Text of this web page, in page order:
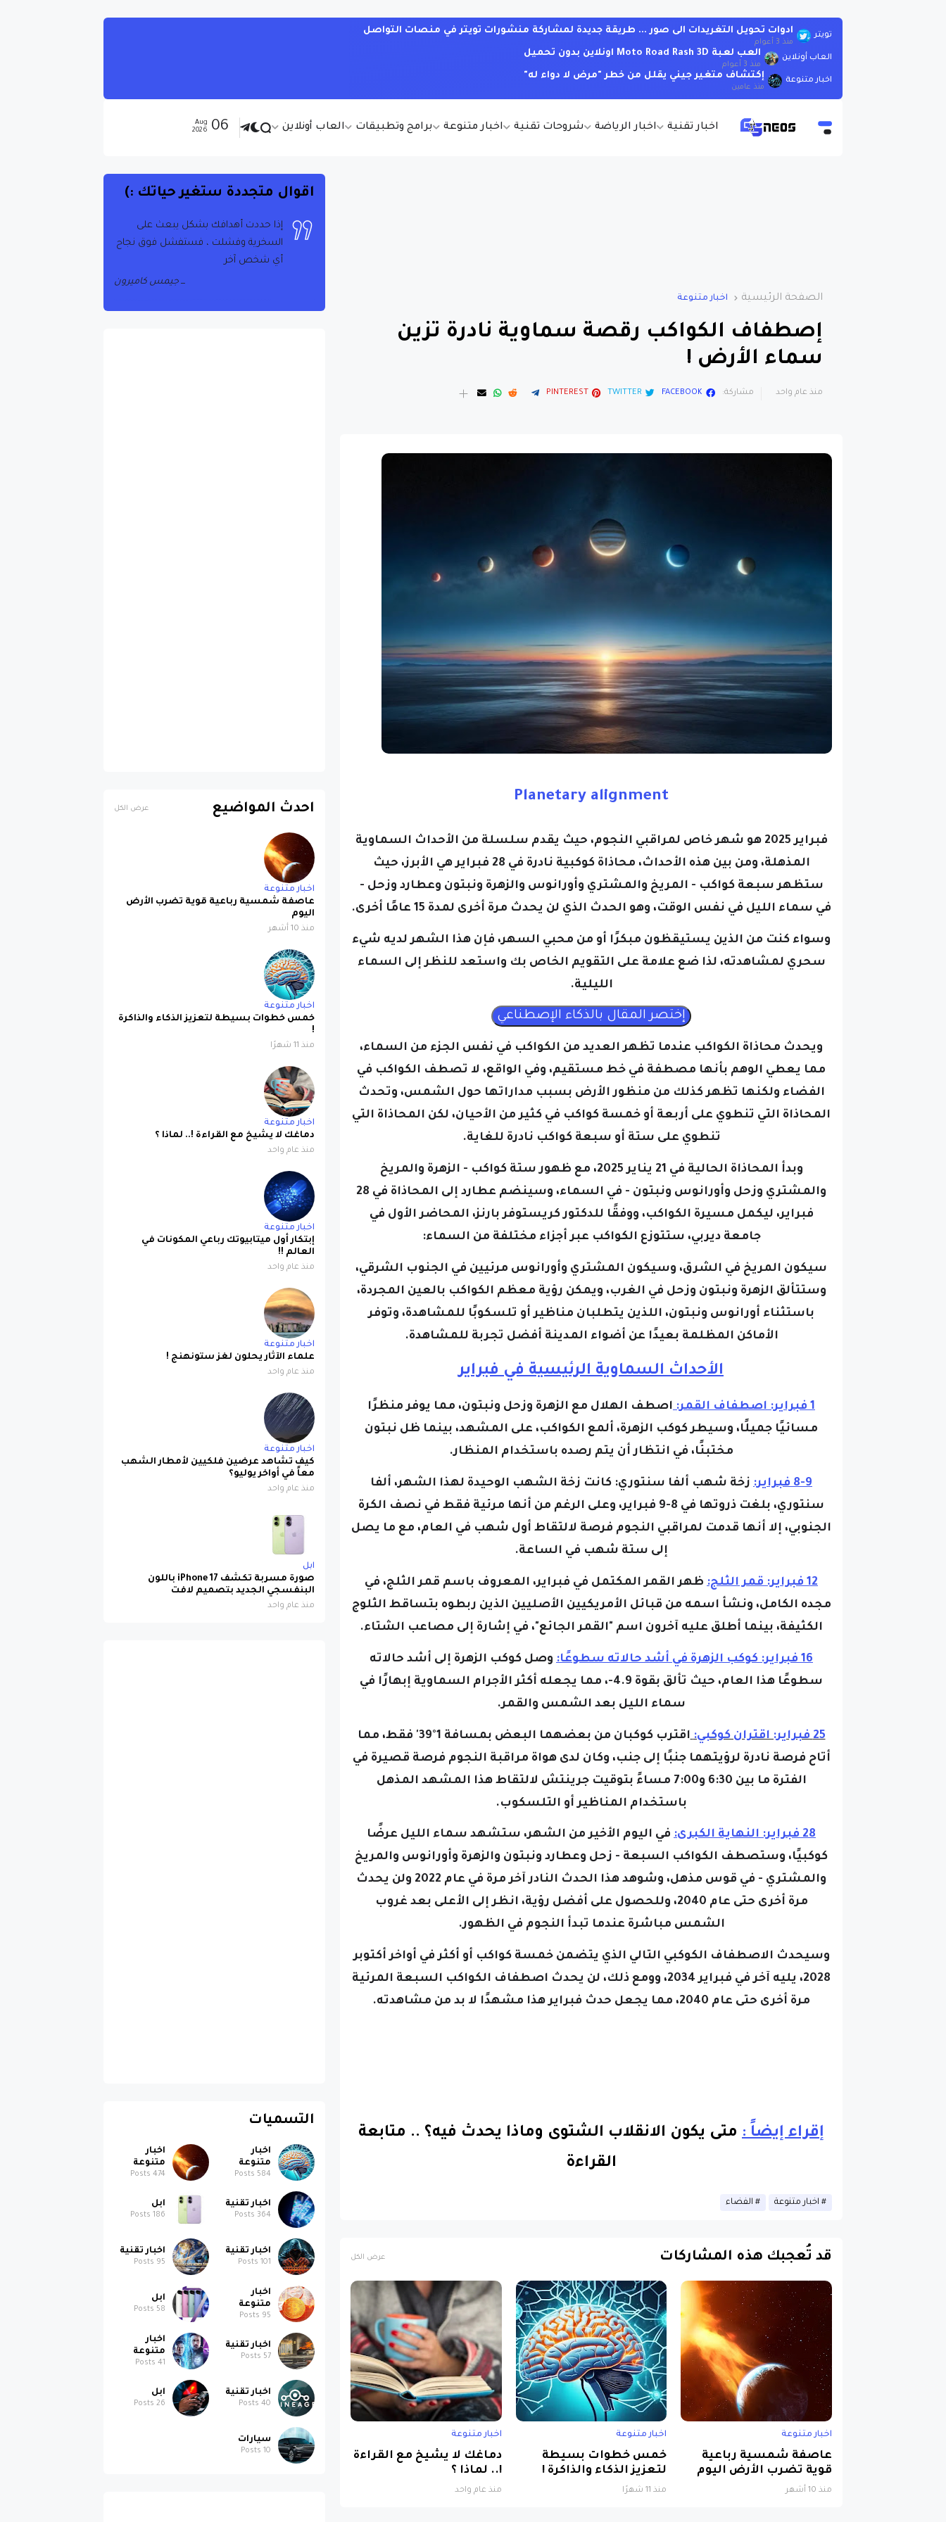
اخبار تقنية اخبار الرياضة شروحات تقنية اخبار متنوعة برامج وتطبيقات العاب أونلاين 06
Aug
2026
تويتر ادوات تحويل التغريدات الى صور ... طريقة جديدة لمشاركة منشورات تويتر في منصات التواصل
منذ 3 أعوام
العاب أونلاين العب لعبة Moto Road Rash 3D اونلاين بدون تحميل
منذ 3 أعوام
اخبار متنوعة إكتشاف متغير جيني يقلل من خطر "مرض لا دواء له"
منذ عامين
الصفحة الرئيسية اخبار متنوعة
إصطفاف الكواكب رقصة سماوية نادرة تزين
سماء الأرض !
منذ عام واحد مشاركة: FACEBOOK
TWITTER
PINTEREST
Planetary alignment
فبراير 2025 هو شهر خاص لمراقبي النجوم، حيث يقدم سلسلة من الأحداث السماوية
المذهلة، ومن بين هذه الأحداث، محاذاة كوكبية نادرة في 28 فبراير هي الأبرز، حيث
ستظهر سبعة كواكب - المريخ والمشتري وأورانوس والزهرة ونبتون وعطارد وزحل -
في سماء الليل في نفس الوقت، وهو الحدث الذي لن يحدث مرة أخرى لمدة 15 عامًا أخرى.
وسواء كنت من الذين يستيقظون مبكرًا أو من محبي السهر، فإن هذا الشهر لديه شيء
سحري لمشاهدته، لذا ضع علامة على التقويم الخاص بك واستعد للنظر إلى السماء
الليلية.
ويحدث محاذاة الكواكب عندما تظهر العديد من الكواكب في نفس الجزء من السماء،
مما يعطي الوهم بأنها مصطفة في خط مستقيم، وفي الواقع، لا تصطف الكواكب في
الفضاء ولكنها تظهر كذلك من منظور الأرض بسبب مداراتها حول الشمس، وتحدث
المحاذاة التي تنطوي على أربعة أو خمسة كواكب في كثير من الأحيان، لكن المحاذاة التي
تنطوي على ستة أو سبعة كواكب نادرة للغاية.
وبدأ المحاذاة الحالية في 21 يناير 2025، مع ظهور ستة كواكب - الزهرة والمريخ
والمشتري وزحل وأورانوس ونبتون - في السماء، وسينضم عطارد إلى المحاذاة في 28
فبراير، ليكمل مسيرة الكواكب، ووفقًا للدكتور كريستوفر بارنز، المحاضر الأول في
جامعة ديربي، ستتوزع الكواكب عبر أجزاء مختلفة من السماء:
سيكون المريخ في الشرق، وسيكون المشتري وأورانوس مرئيين في الجنوب الشرقي،
وستتألق الزهرة ونبتون وزحل في الغرب، ويمكن رؤية معظم الكواكب بالعين المجردة،
باستثناء أورانوس ونبتون، اللذين يتطلبان مناظير أو تلسكوبًا للمشاهدة، وتوفر
الأماكن المظلمة بعيدًا عن أضواء المدينة أفضل تجربة للمشاهدة.
الأحداث السماوية الرئيسية في فبراير
1 فبراير: اصطفاف القمر:
اصطف الهلال مع الزهرة وزحل ونبتون، مما يوفر منظرًا
مسائيًا جميلًا، وسيطر كوكب الزهرة، ألمع الكواكب، على المشهد، بينما ظل نبتون
مختبئًا، في انتظار أن يتم رصده باستخدام المنظار.
8-9 فبراير: زخة شهب ألفا سنتوري: كانت زخة الشهب الوحيدة لهذا الشهر، ألفا
سنتوري، بلغت ذروتها في 8-9 فبراير، وعلى الرغم من أنها مرئية فقط في نصف الكرة
الجنوبي، إلا أنها قدمت لمراقبي النجوم فرصة لالتقاط أول شهب في العام، مع ما يصل
إلى ستة شهب في الساعة.
12 فبراير: قمر الثلج:
ظهر القمر المكتمل في فبراير، المعروف باسم قمر الثلج، في
مجده الكامل، ونشأ اسمه من قبائل الأمريكيين الأصليين الذين ربطوه بتساقط الثلوج
الكثيفة، بينما أطلق عليه آخرون اسم "القمر الجائع"، في إشارة إلى مصاعب الشتاء.
16 فبراير: كوكب الزهرة في أشد حالاته سطوعًا:
وصل كوكب الزهرة إلى أشد حالاته
سطوعًا هذا العام، حيث تألق بقوة 4.9-، مما يجعله أكثر الأجرام السماوية إبهارًا في
سماء الليل بعد الشمس والقمر.
25 فبراير: اقتران كوكبي: ا
قترب كوكبان من بعضهما البعض بمسافة 1°39' فقط، مما
أتاح فرصة نادرة لرؤيتهما جنبًا إلى جنب، وكان لدى هواة مراقبة النجوم فرصة قصيرة في
الفترة ما بين 6:30 و7:00 مساءً بتوقيت جرينتش لالتقاط هذا المشهد المذهل
باستخدام المناظير أو التلسكوب.
28 فبراير: النهاية الكبرى:
في اليوم الأخير من الشهر، ستشهد سماء الليل عرضًا
كوكبيًا، وستصطف الكواكب السبعة - زحل وعطارد ونبتون والزهرة وأورانوس والمريخ
والمشتري - في قوس مذهل، وشوهد هذا الحدث النادر آخر مرة في عام 2022 ولن يحدث
مرة أخرى حتى عام 2040، وللحصول على أفضل رؤية، انظر إلى الأعلى بعد غروب
الشمس مباشرة عندما تبدأ النجوم في الظهور.
وسيحدث الاصطفاف الكوكبي التالي الذي يتضمن خمسة كواكب أو أكثر في أواخر أكتوبر
2028، يليه آخر في فبراير 2034، وومع ذلك، لن يحدث اصطفاف الكواكب السبعة المرئية
مرة أخرى حتى عام 2040، مما يجعل حدث فبراير هذا مشهدًا لا بد من مشاهدته.
إقراء إيضاً : متى يكون الانقلاب الشتوى وماذا يحدث فيه؟ .. متابعة
القراءة
اخبار متنوعة الفضاء
قد تُعجبك هذه المشاركات عرض الكل
اخبار متنوعة
عاصفة شمسية رباعية
قوية تضرب الأرض اليوم
منذ 10 أشهر
اخبار متنوعة
خمس خطوات بسيطة
لتعزيز الذكاء والذاكرة !
منذ 11 شهرًا
اخبار متنوعة
دماغك لا يشيخ مع القراءة
!.. لماذا ؟
منذ عام واحد
اقوال متجددة ستغير حياتك :)
إذا حددت أهدافك بشكل يبعث على
السخرية وفشلت ، فستفشل فوق نجاح
أي شخص آخر
جيمس كاميرون
احدث المواضيع عرض الكل
اخبار متنوعة
عاصفة شمسية رباعية قوية تضرب الأرض
اليوم
منذ 10 أشهر
اخبار متنوعة
خمس خطوات بسيطة لتعزيز الذكاء والذاكرة
!
منذ 11 شهرًا
اخبار متنوعة
دماغك لا يشيخ مع القراءة !.. لماذا ؟
منذ عام واحد
اخبار متنوعة
إبتكار أول ميتابيوتك رباعي المكونات في
العالم !!
منذ عام واحد
اخبار متنوعة
علماء الآثار يحلون لغز ستونهنج !
منذ عام واحد
اخبار متنوعة
كيف تشاهد عرضين فلكيين لأمطار الشهب
معاً في أواخر يوليو؟
منذ عام واحد
ابل
صورة مسربة تكشف iPhone 17 باللون
البنفسجي الجديد بتصميم لافت
منذ عام واحد
التسميات
اخبار
متنوعة
584
اخبار
متنوعة
474
اخبار تقنية
364
ابل
186
اخبار تقنية
101
اخبار تقنية
95
اخبار
متنوعة
95
ابل
58
اخبار تقنية
57
اخبار
متنوعة
41
اخبار تقنية
40
ابل
26
سيارات
10